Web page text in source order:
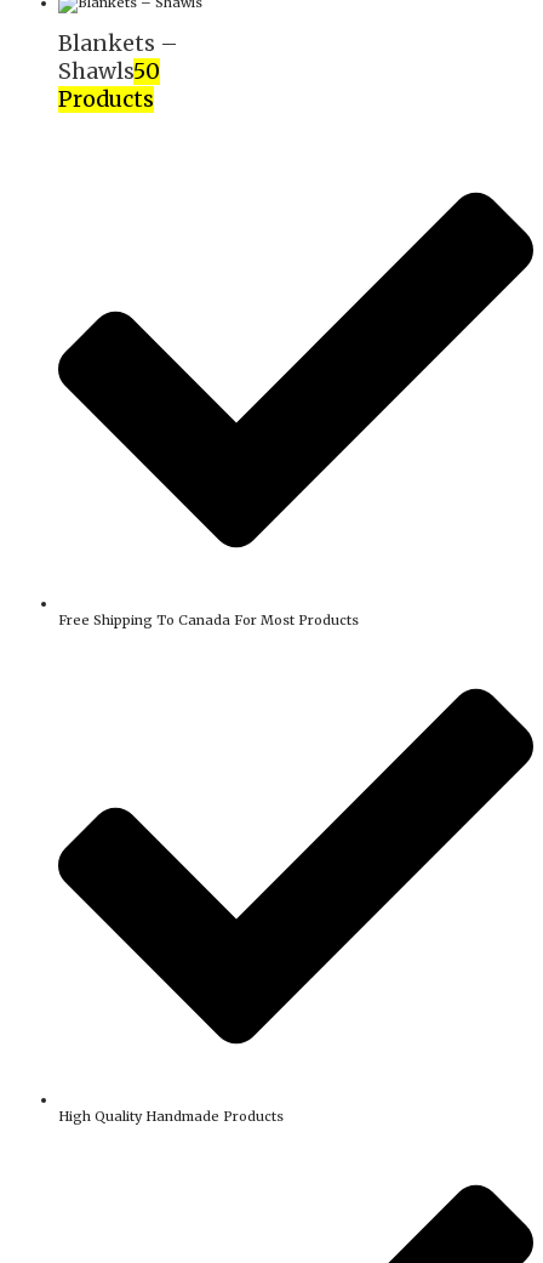
Blankets –
Shawls50
Products
Free Shipping To Canada For Most Products
High Quality Handmade Products